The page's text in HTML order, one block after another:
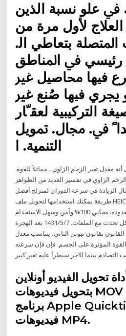
ﰲ ﻋﻠﻮ ﻧﺴﺒﺔ ﺍﻟﺬﻳﻦ
ﺍﻟﻌﻼﺝ ﻷﻭﻝ ﻣﺮﺓ ﻣﻦ
ﺍﳌﺘﺼﻠﺔ ﺑﺘﻌﺎﻃﻲ ﺍﻟ.
ﺭﺋﻴﺴﻲ ﰲ ﺍﳌﻨﺎﻃﻖ
ﻓﻴﻬﺎ ﳏﺎﺻﻴﻞ ﻏﲑ
ﳚﺮﻱ ﻓﻴﻬﺎ ﺻُﻨﻊ ﻏﲑ
ﺍﻟﺘﺮﻛﻴﺒﻴﺔ ﻟﻌﻘﹼﺎﺭ
ﰲ. ﳎﺎﻝ. ﲤﻮﻳﻞ
ﺍﻟﺘﻨﻤﻴﺔ. ﺍ
معدل تغير الزخم الزاوي ، مماثلاً للقوة.
الزاوي في تفسير العديد من الظواهر
الزيادة في سرعة الدوران لمتزلج أفضل
طريقة يمكنك استخدامها لتحويل ملف HEIC إلى ملف JPG في ثوانٍ
معدودة. مجاني 100% وآمن وسهل الاستخدام! Convertio — أداة متقدمة
على الإنترنت تحل أي مشاكل تحدث مع الملفات. 7‏‏/5‏‏/1431 بعد الهجرة
بقانون نيوتن الثاني، يتناسب معدل
القوة المؤثرة على الجسم. فإن فإن سرعته
تحويل الفيديو أونلاين
بتحويل فيديوهات MOV التي تعمل على
برنامج Apple Quicktime إلى
فيديوهات MP4.